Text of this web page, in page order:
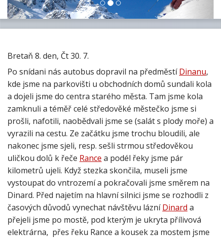
Bretaň 8. den, Čt 30. 7.
Po snídani nás autobus dopravil na předměstíDinanu,
kde jsme na parkovišti u obchodních domů sundali kola
a dojeli jsme do centra starého města. Tam jsme kola
zamknuli a téměř celé středověké městečko jsme si
prošli, nafotili, naobědvali jsme se (salát s plody moře) a
vyrazili na cestu. Ze začátku jsme trochu bloudili, ale
nakonec jsme sjeli, resp. sešli strmou středověkou
uličkou dolů k řeče Rance a podél řeky jsme pár
kilometrů ujeli. Když stezka skončila, museli jsme
vystoupat do vntrozemí a pokračovali jsme směrem na
Dinard. Před najetím na hlavní silnici jsme se rozhodli z
časových důvodů vynechat návštěvu lázníDinard a
přejeli jsme po mostě, pod kterým je ukryta přílivová
elektrárna, přes řeku Rance a kousek za mostem jsme